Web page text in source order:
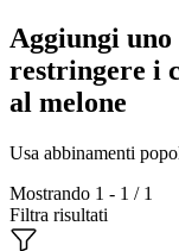
Aggiungi
restringere i
al melone
Usa abbinamenti
Mostrando 1 - 1 / 1
Filtra risultati